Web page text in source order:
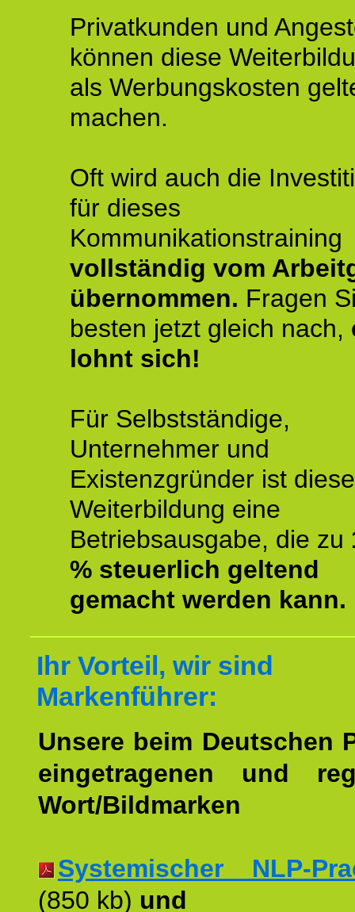
Privatkunden und
können diese
als Werbungskosten
machen.
Oft wird auch die
für dieses
Kommunikationstraining
vollständig vom
übernommen. Fragen
besten jetzt gleich nach,
lohnt sich!
Für Selbstständige,
Unternehmer und
Existenzgründer ist diese
Weiterbildung eine
Betriebsausgabe, die zu
% steuerlich geltend
gemacht werden kann.
Ihr Vorteil, wir sind
Markenführer:
Unsere beim Deutschen
eingetragenen und
Wort/Bildmarken
Systemischer NLP-
(850 kb) und